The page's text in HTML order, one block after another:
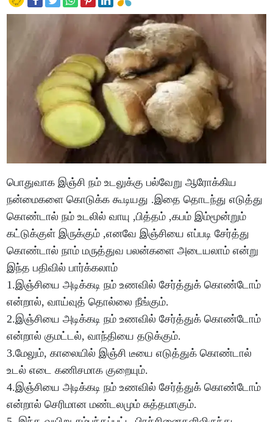
பொதுவாக இஞ்சி நம் உடலுக்கு பல்வேறு ஆரோக்கிய
நன்மைகளை கொடுக்க கூடியது .இதை தொடந்து எடுத்து
கொண்டால் நம் உடலில் வாயு ,பித்தம் ,கபம் இம்மூன்றும்
கட்டுக்குள் இருக்கும் ,எனவே இஞ்சியை எப்படி சேர்த்து
கொண்டால் நாம் மருத்துவ பலன்களை அடையலாம் என்று
இந்த பதிவில் பார்க்கலாம்
1.இஞ்சியை அடிக்கடி நம் உணவில் சேர்த்துக் கொண்டோம்
என்றால், வாய்வுத் தொல்லை நீங்கும்.
2.இஞ்சியை அடிக்கடி நம் உணவில் சேர்த்துக் கொண்டோம்
என்றால் குமட்டல், வாந்தியை தடுக்கும்.
3.மேலும், காலையில் இஞ்சி டீயை எடுத்துக் கொண்டால்
உடல் எடை கணிசமாக குறையும்.
4.இஞ்சியை அடிக்கடி நம் உணவில் சேர்த்துக் கொண்டோம்
என்றால் செரிமான மண்டலமும் சுத்தமாகும்.